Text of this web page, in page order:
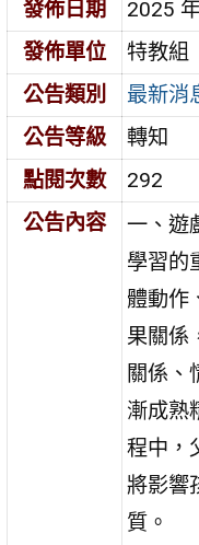
發佈日期
2025
發佈單位
特教組
公告類別
最新消
公告等級
轉知
點閱次數
292
公告內容
一、遊
學習的
體動作
果關係
關係、
漸成熟
程中，
將影響
質。